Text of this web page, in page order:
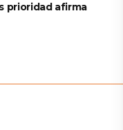
prioridad afirma